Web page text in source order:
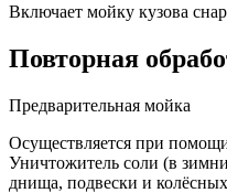
Включает мойку кузова
Повторная
Предварительная мойка
Осуществляется при
Уничтожитель соли (в
днища, подвески и